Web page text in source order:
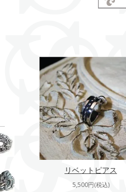
リベットピアス
5,500円(税込)